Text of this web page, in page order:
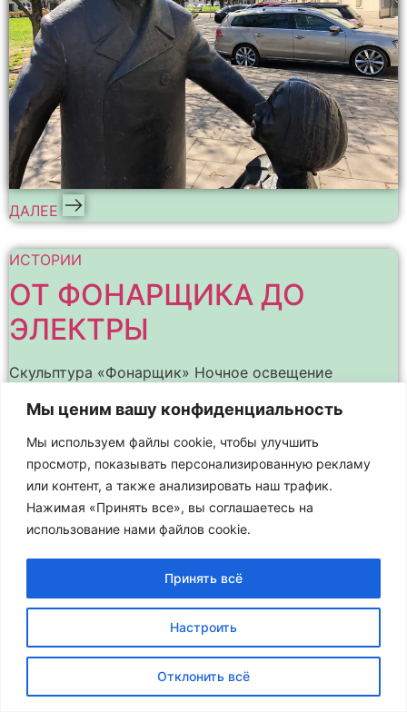
Мы ценим вашу конфиденциальность
Мы используем файлы cookie, чтобы улучшить
просмотр, показывать персонализированную рекламу
или контент, а также анализировать наш трафик.
Нажимая «Принять все», вы соглашаетесь на
использование нами файлов cookie.
Настроить
Отклонить всё
Принять всё
ДАЛЕЕ
ИСТОРИИ
ОТ ФОНАРЩИКА ДО
ЭЛЕКТРЫ
Скульптура «Фонарщик» Ночное освещение
их наиболее интересные детали, выделяет в
пространстве и позволяет лучше различить весь
силуэт здания на фоне ночного неба. Это – целое